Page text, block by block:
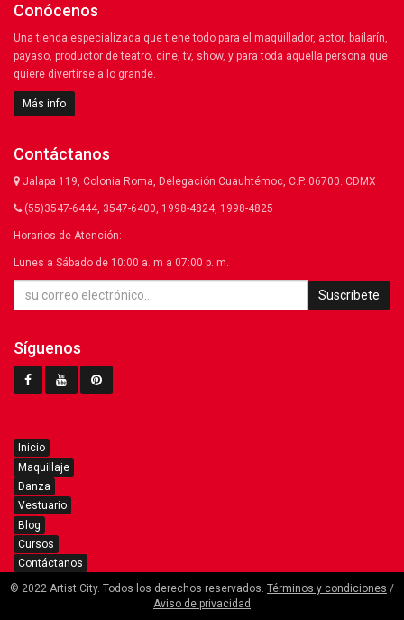
Conócenos
Una tienda especializada que tiene todo para el maquillador, actor, bailarín,
payaso, productor de teatro, cine, tv, show, y para toda aquella persona que
quiere divertirse a lo grande.
Más info
Contáctanos
Jalapa 119, Colonia Roma, Delegación Cuauhtémoc, C.P. 06700. CDMX
(55)3547-6444, 3547-6400, 1998-4824, 1998-4825
Horarios de Atención:
Lunes a Sábado de 10:00 a. m a 07:00 p. m.
Suscríbete
Síguenos
Inicio
Maquillaje
Danza
Vestuario
Blog
Cursos
Contáctanos
© 2022 Artist City. Todos los derechos reservados. Términos y condiciones /
Aviso de privacidad